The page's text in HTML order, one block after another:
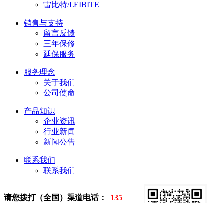
雷比特/LEIBITE
销售与支持
留言反馈
三年保修
延保服务
服务理念
关于我们
公司使命
产品知识
企业资讯
行业新闻
新闻公告
联系我们
联系我们
请您拨打（全国）渠道电话： 135